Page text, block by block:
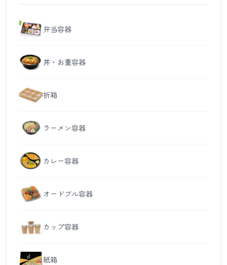
弁当容器
丼・お重容器
折箱
ラーメン容器
カレー容器
オードブル容器
カップ容器
紙箱